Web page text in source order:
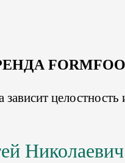
целостность
Николаевич